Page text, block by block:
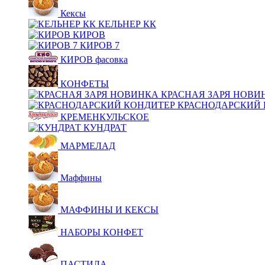
Кексы
КЕЛЬНЕР КК
КИРОВ
КИРОВ 7
КИРОВ фасовка
КОНФЕТЫ
КРАСНАЯ ЗАРЯ
КРАСНОДАРСКИЙ
КРЕМЕНКУЛЬСКОЕ
КУНДРАТ
МАРМЕЛАД
Маффины
МАФФИНЫ И КЕКСЫ
НАБОРЫ КОНФЕТ